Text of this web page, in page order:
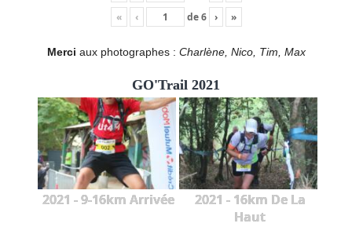
«
‹ de6 › »
Merci aux photographes : Charlène, Nico, Tim, Max
GO'Trail 2021
2021 - 9-16km Arrivée
2021 - 16km De La
Haut